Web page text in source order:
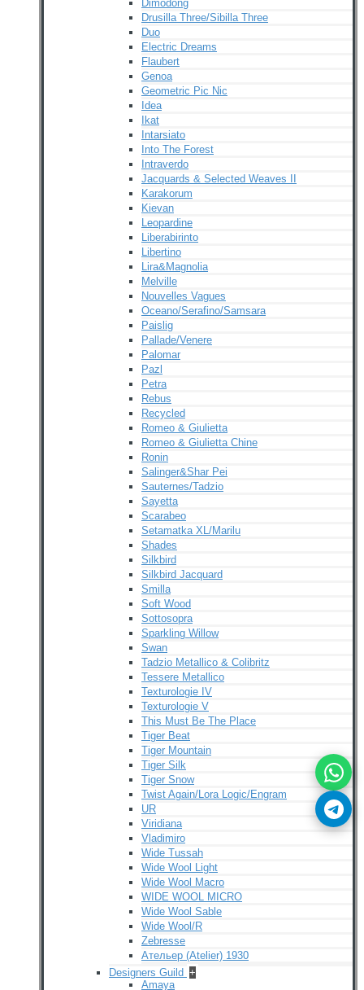
Dimodong
Drusilla Three/Sibilla Three
Duo
Electric Dreams
Flaubert
Genoa
Geometric Pic Nic
Idea
Ikat
Intarsiato
Into The Forest
Intraverdo
Jacquards & Selected Weaves II
Karakorum
Kievan
Leopardine
Liberabirinto
Libertino
Lira&Magnolia
Melville
Nouvelles Vagues
Oceano/Serafino/Samsara
Paislig
Pallade/Venere
Palomar
Pazl
Petra
Rebus
Recycled
Romeo & Giulietta
Romeo & Giulietta Chine
Ronin
Salinger&Shar Pei
Sauternes/Tadzio
Sayetta
Scarabeo
Setamatka XL/Marilu
Shades
Silkbird
Silkbird Jacquard
Smilla
Soft Wood
Sottosopra
Sparkling Willow
Swan
Tadzio Metallico & Colibritz
Tessere Metallico
Texturologie IV
Texturologie V
This Must Be The Place
Tiger Beat
Tiger Mountain
Tiger Silk
Tiger Snow
Twist Again/Lora Logic/Engram
UR
Viridiana
Vladimiro
Wide Tussah
Wide Wool Light
Wide Wool Macro
WIDE WOOL MICRO
Wide Wool Sable
Wide Wool/R
Zebresse
Ательер (Atelier) 1930
Designers Guild +
Amaya